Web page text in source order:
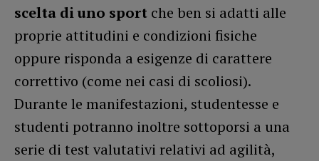
scelta di uno sport che ben si adatti alle
proprie attitudini e condizioni fisiche
oppure risponda a esigenze di carattere
correttivo (come nei casi di scoliosi).
Durante le manifestazioni, studentesse e
studenti potranno inoltre sottoporsi a una
serie di test valutativi relativi ad agilità,